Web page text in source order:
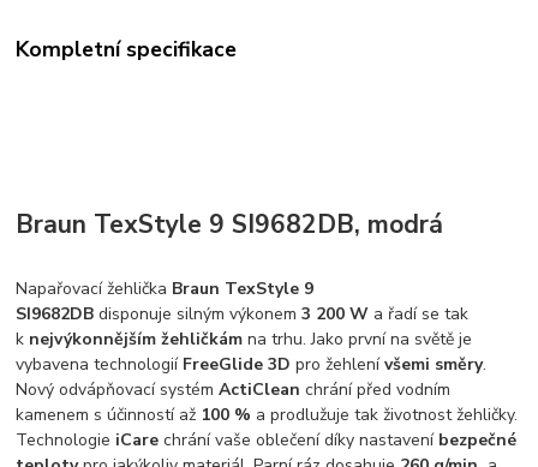
Kompletní specifikace
Braun TexStyle 9 SI9682DB, modrá
Napařovací žehlička Braun TexStyle 9
SI9682DB disponuje silným výkonem3 200 W a řadí se tak
k nejvýkonnějším žehličkám na trhu. Jako první na světě je
vybavena technologií FreeGlide 3D pro žehlenívšemi směry.
Nový odvápňovací systémActiClean chrání před vodním
kamenem s účinností až 100 % a prodlužuje tak životnost žehličky.
Technologie iCare chrání vaše oblečení díky nastavení bezpečné